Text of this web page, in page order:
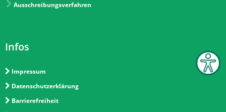
Ausschreibungsverfahren
Infos
Impressum
Datenschutzerklärung
Barrierefreiheit